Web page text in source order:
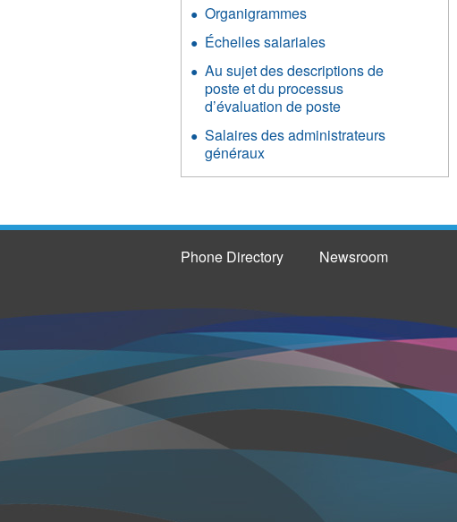
Organigrammes
Échelles salariales
Au sujet des descriptions de
poste et du processus
d’évaluation de poste
Salaires des administrateurs
généraux
Phone Directory Newsroom